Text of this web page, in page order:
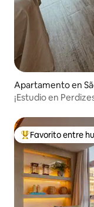
Apartamento en
¡Estudio en
Favorito entre
Favorito entre